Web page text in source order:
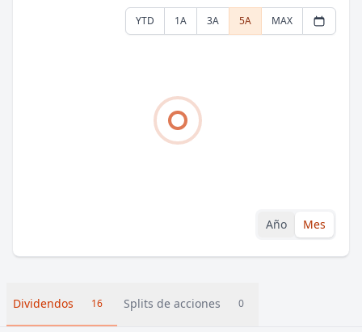
YTD 1A 3A 5A MAX
Año Mes
Dividendos 16 Splits de acciones 0